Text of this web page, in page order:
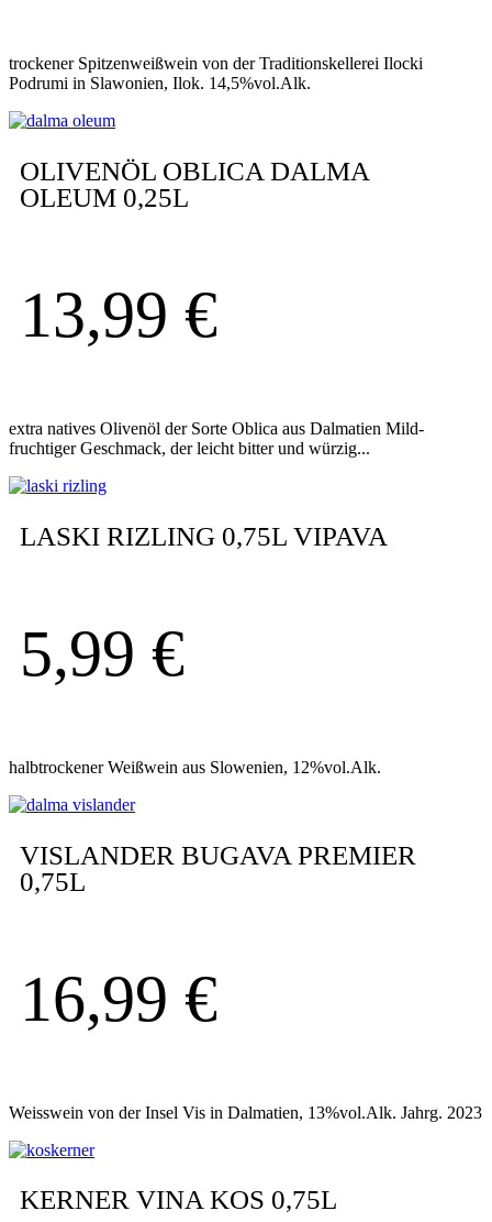
trockener Spitzenweißwein von der Traditionskellerei Ilocki
Podrumi in Slawonien, Ilok. 14,5%vol.Alk.
OLIVENÖL OBLICA DALMA
OLEUM 0,25L
13,99 €
extra natives Olivenöl der Sorte Oblica aus Dalmatien Mild-
fruchtiger Geschmack, der leicht bitter und würzig...
LASKI RIZLING 0,75L VIPAVA
5,99 €
halbtrockener Weißwein aus Slowenien, 12%vol.Alk.
VISLANDER BUGAVA PREMIER
0,75L
16,99 €
Weisswein von der Insel Vis in Dalmatien, 13%vol.Alk. Jahrg. 2023
KERNER VINA KOS 0,75L